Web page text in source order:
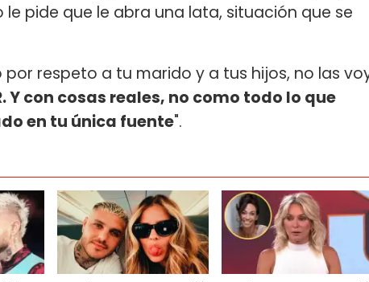
pide que le abra una lata, situación que se
por respeto a tu marido y a tus hijos, no las
Y con cosas reales, no como todo lo que
en tu única fuente".